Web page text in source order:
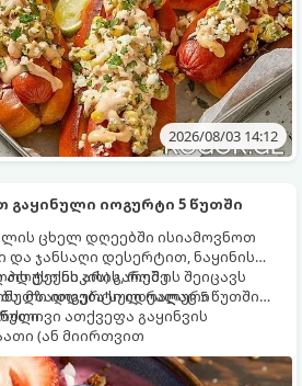
2026/08/03 14:12
იოგურტი 5 წუთში
ცხელ დღეებში ისიამოვნოთ
ჯანსაღი დესერტით, ნაყინის
ტექნიკის) გარეშე
იოგურტი იდეალური
ის არის, რომ ის შეიცავს
მზადდება სულ რაღაც 5 წუთში
ათქვეფა გაყინვის
წუთი
(ან მიირთვით
ნაყინის სახით)